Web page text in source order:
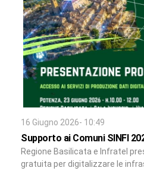
16 Giugno 2026- 10:49
Supporto ai Comuni SINFI
Regione Basilicata e Infratel
gratuita per digitalizzare le